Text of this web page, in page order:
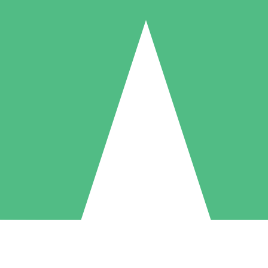
Individuele Creditpakketten
per gebruik met downloadtegoeden. Geen maandelijkse verplichting
5 Downloaden
US$